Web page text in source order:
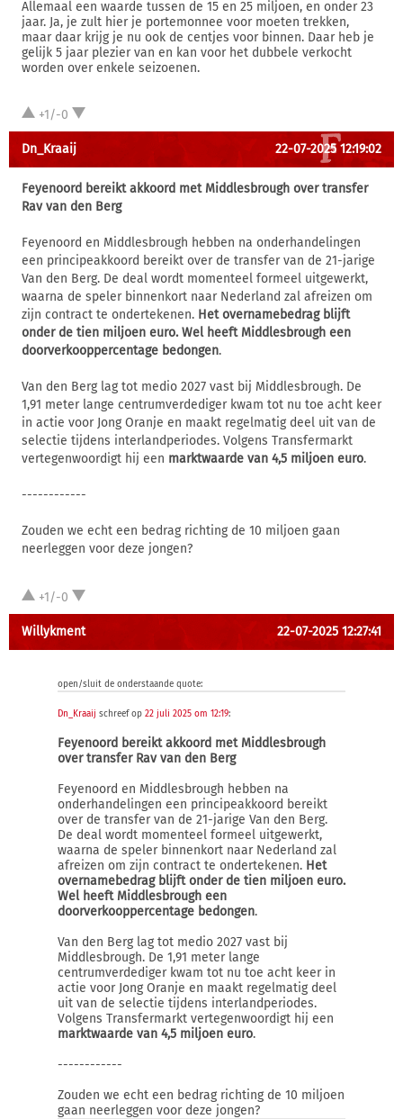
Allemaal een waarde tussen de 15 en 25 miljoen, en onder 23
jaar. Ja, je zult hier je portemonnee voor moeten trekken,
maar daar krijg je nu ook de centjes voor binnen. Daar heb je
gelijk 5 jaar plezier van en kan voor het dubbele verkocht
worden over enkele seizoenen.
+1/-0
Dn_Kraaij 22-07-2025 12:19:02
Feyenoord bereikt akkoord met Middlesbrough over transfer
Rav van den Berg
Feyenoord en Middlesbrough hebben na onderhandelingen
een principeakkoord bereikt over de transfer van de 21-jarige
Van den Berg. De deal wordt momenteel formeel uitgewerkt,
waarna de speler binnenkort naar Nederland zal afreizen om
zijn contract te ondertekenen. Het overnamebedrag blijft
onder de tien miljoen euro. Wel heeft Middlesbrough een
doorverkooppercentage bedongen.
Van den Berg lag tot medio 2027 vast bij Middlesbrough. De
1,91 meter lange centrumverdediger kwam tot nu toe acht keer
in actie voor Jong Oranje en maakt regelmatig deel uit van de
selectie tijdens interlandperiodes. Volgens Transfermarkt
vertegenwoordigt hij een marktwaarde van 4,5 miljoen euro.
------------
Zouden we echt een bedrag richting de 10 miljoen gaan
neerleggen voor deze jongen?
+1/-0
Willykment 22-07-2025 12:27:41
open/sluit de onderstaande quote:
Dn_Kraaij schreef op 22 juli 2025 om 12:19:
Feyenoord bereikt akkoord met Middlesbrough
over transfer Rav van den Berg
Feyenoord en Middlesbrough hebben na
onderhandelingen een principeakkoord bereikt
over de transfer van de 21-jarige Van den Berg.
De deal wordt momenteel formeel uitgewerkt,
waarna de speler binnenkort naar Nederland zal
afreizen om zijn contract te ondertekenen. Het
overnamebedrag blijft onder de tien miljoen euro.
Wel heeft Middlesbrough een
doorverkooppercentage bedongen.
Van den Berg lag tot medio 2027 vast bij
Middlesbrough. De 1,91 meter lange
centrumverdediger kwam tot nu toe acht keer in
actie voor Jong Oranje en maakt regelmatig deel
uit van de selectie tijdens interlandperiodes.
Volgens Transfermarkt vertegenwoordigt hij een
marktwaarde van 4,5 miljoen euro.
------------
Zouden we echt een bedrag richting de 10 miljoen
gaan neerleggen voor deze jongen?